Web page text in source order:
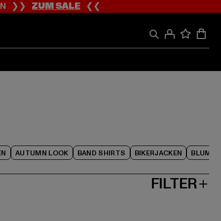
❯❯ZUM SALE❮❮
AUTUMN LOOK BAND SHIRTS BIKERJACKEN
FILTER